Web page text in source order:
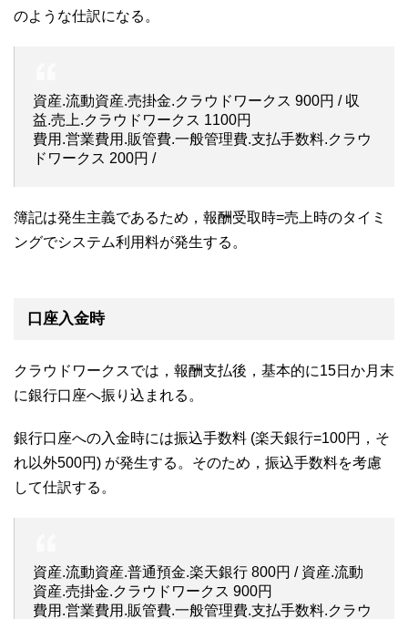
のような仕訳になる。
資産.流動資産.売掛金.クラウドワークス 900円 / 収
益.売上.クラウドワークス 1100円
費用.営業費用.販管費.一般管理費.支払手数料.クラウ
ドワークス 200円 /
簿記は発生主義であるため，報酬受取時=売上時のタイミ
ングでシステム利用料が発生する。
口座入金時
クラウドワークスでは，報酬支払後，基本的に15日か月末
に銀行口座へ振り込まれる。
銀行口座への入金時には振込手数料 (楽天銀行=100円，そ
れ以外500円) が発生する。そのため，振込手数料を考慮
して仕訳する。
資産.流動資産.普通預金.楽天銀行 800円 / 資産.流動
資産.売掛金.クラウドワークス 900円
費用.営業費用.販管費.一般管理費.支払手数料.クラウ